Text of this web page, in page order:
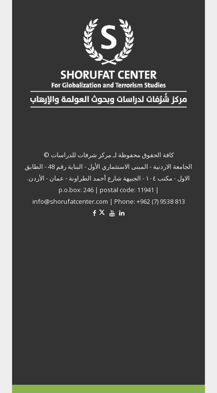
كافة الحقوق محفوظة لـ مركز شرفات للدراسات ©
الجامعة الاردنية - المبنى الاستثماري الأول - البناية رقم 48 - الطابق
الاول - مكتب ١٠٤ - الجبيهة شارع أحمد الطراونة - عمان - الأردن.
p.o.box: 246 | postal code: 11941 |
info@shorufatcenter.com | Phone: +962 (7) 9538 813